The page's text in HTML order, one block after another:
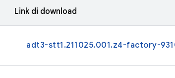
Link di download
adt3-stt1.211025.001.z4-factory-